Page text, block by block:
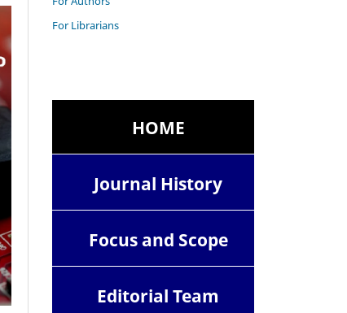
For Librarians
HOME
Journal History
Focus and Scope
Editorial Team